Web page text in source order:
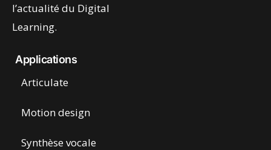
l’actualité du Digital
Learning.
Applications
Articulate
Motion design
Synthèse vocale